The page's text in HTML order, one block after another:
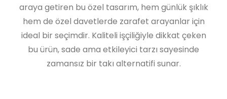
araya getiren bu özel tasarım, hem günlük şıklık
hem de özel davetlerde zarafet arayanlar için
ideal bir seçimdir. Kaliteli işçiliğiyle dikkat çeken
bu ürün, sade ama etkileyici tarzı sayesinde
zamansız bir takı alternatifi sunar.